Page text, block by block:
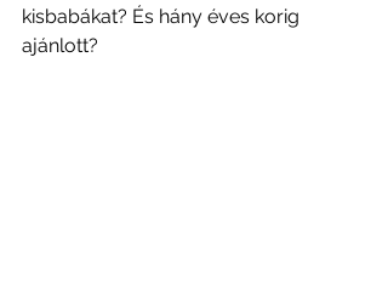
kisbabákat? És hány éves korig
ajánlott?